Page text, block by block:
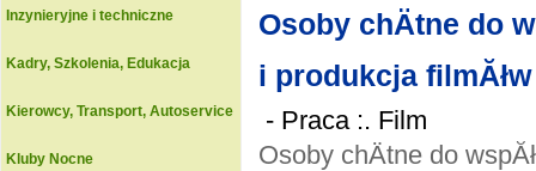
Inzynieryjne i techniczne
Kadry, Szkolenia, Edukacja
Kierowcy, Transport, Autoservice
Kluby Nocne
Osoby chÄtne do
i produkcja filmĂłw
- Praca :. Film
Osoby chÄtne do